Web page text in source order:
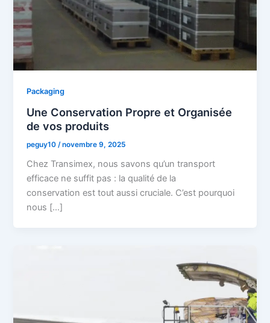
Packaging
Une Conservation Propre et Organisée
de vos produits
peguy10 /novembre 9, 2025
Chez Transimex, nous savons qu’un transport
efficace ne suffit pas : la qualité de la
conservation est tout aussi cruciale. C’est pourquoi
nous […]